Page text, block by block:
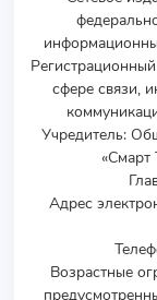
сфере связи,
Учредитель:
Адрес
Возрастные